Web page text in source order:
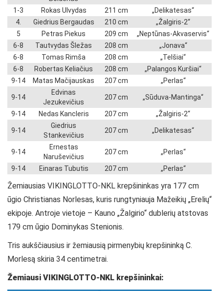
1-3 Rokas Ulvydas 211 cm
„Delikatesas“
4.
Giedrius Bergaudas 210 cm
„Žalgiris-2“
5
Petras Piekus 209 cm
„Neptūnas-Akvaservis“
6-8
Tautvydas Šležas 208 cm
„Jonava“
6-8
Tomas Rimša 208 cm
„Telšiai“
6-8
Robertas Keliačius 208 cm
„Palangos Kuršiai“
9-14
Matas Mačijauskas 207 cm „Perlas“
9-14
Edvinas
Jezukevičius
207 cm „Sūduva-Mantinga“
9-14 Nedas Kancleris 207 cm „Žalgiris-2“
9-14
Giedrius
Stankevičius
207 cm „Delikatesas“
9-14
Ernestas
Naruševičius
207 cm „Perlas“
9-14 Einaras Tubutis 207 cm „Perlas“
Žemiausias VIKINGLOTTO-NKL krepšininkas yra 177 cm
ūgio Christianas Norlesas, kuris rungtyniauja Mažeikių „Erelių“
ekipoje. Antroje vietoje – Kauno „Žalgirio“ dublerių atstovas
179 cm ūgio Dominykas Stenionis.
Tris aukščiausius ir žemiausią pirmenybių krepšininką C.
Morlesą skiria 34 centimetrai.
Žemiausi VIKINGLOTTO-NKL krepšininkai: